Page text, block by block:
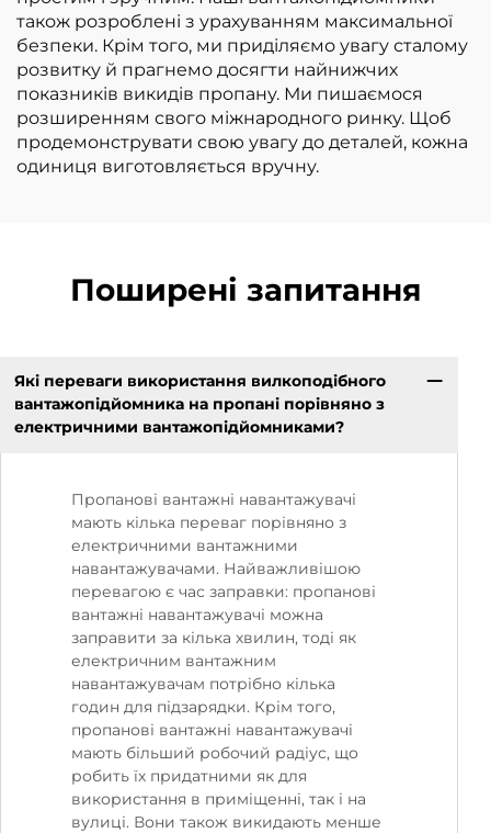
також розроблені з урахуванням максимальної
безпеки. Крім того, ми приділяємо увагу сталому
розвитку й прагнемо досягти найнижчих
показників викидів пропану. Ми пишаємося
розширенням свого міжнародного ринку. Щоб
продемонструвати свою увагу до деталей, кожна
одиниця виготовляється вручну.
Поширені запитання
Які переваги використання вилкоподібного
вантажопідйомника на пропані порівняно з
електричними вантажопідйомниками?
Пропанові вантажні навантажувачі
мають кілька переваг порівняно з
електричними вантажними
навантажувачами. Найважливішою
перевагою є час заправки: пропанові
вантажні навантажувачі можна
заправити за кілька хвилин, тоді як
електричним вантажним
навантажувачам потрібно кілька
годин для підзарядки. Крім того,
пропанові вантажні навантажувачі
мають більший робочий радіус, що
робить їх придатними як для
використання в приміщенні, так і на
вулиці. Вони також викидають менше